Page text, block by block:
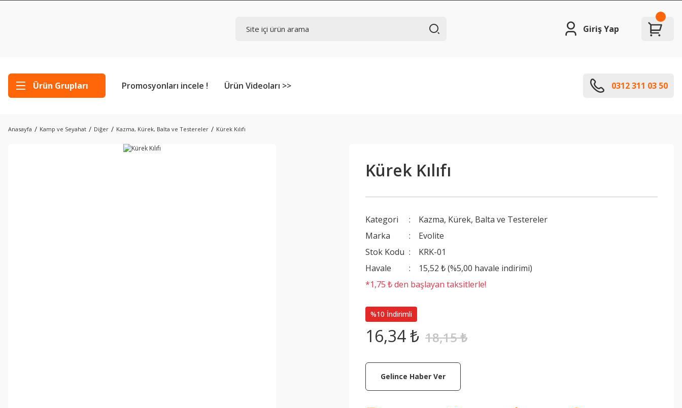
Giriş Yap
Ürün Grupları Promosyonları incele ! Ürün Videoları >> 0312 311 03 50
Anasayfa Kamp ve Seyahat Diğer Kazma, Kürek, Balta ve Testereler Kürek Kılıfı
Kürek Kılıfı
Kategori
Kazma, Kürek, Balta ve Testereler
Marka
Evolite
Stok Kodu
KRK-01
Havale
15,52 ₺ (%5,00 havale indirimi)
*1,75 ₺ den başlayan taksitlerle!
%10 İndirimli
16,34 ₺ 18,15 ₺
Gelince Haber Ver